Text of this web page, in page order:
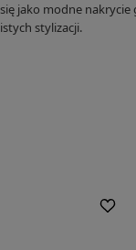
jako modne
stylizacji.